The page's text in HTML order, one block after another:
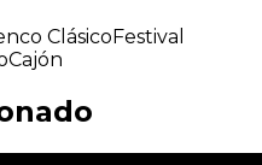
ClásicoFestival
Cajón